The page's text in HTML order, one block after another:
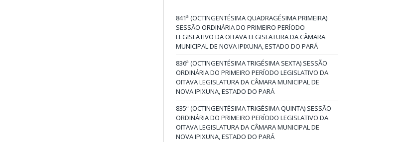
841ª (OCTINGENTÉSIMA QUADRAGÉSIMA PRIMEIRA)
SESSÃO ORDINÁRIA DO PRIMEIRO PERÍODO
LEGISLATIVO DA OITAVA LEGISLATURA DA CÂMARA
MUNICIPAL DE NOVA IPIXUNA, ESTADO DO PARÁ
836ª (OCTINGENTÉSIMA TRIGÉSIMA SEXTA) SESSÃO
ORDINÁRIA DO PRIMEIRO PERÍODO LEGISLATIVO DA
OITAVA LEGISLATURA DA CÂMARA MUNICIPAL DE
NOVA IPIXUNA, ESTADO DO PARÁ
835ª (OCTINGENTÉSIMA TRIGÉSIMA QUINTA) SESSÃO
ORDINÁRIA DO PRIMEIRO PERÍODO LEGISLATIVO DA
OITAVA LEGISLATURA DA CÂMARA MUNICIPAL DE
NOVA IPIXUNA, ESTADO DO PARÁ